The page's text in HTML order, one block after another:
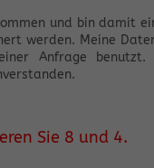
und bin damit
werden. Meine
Anfrage
Sie 8 und 4.